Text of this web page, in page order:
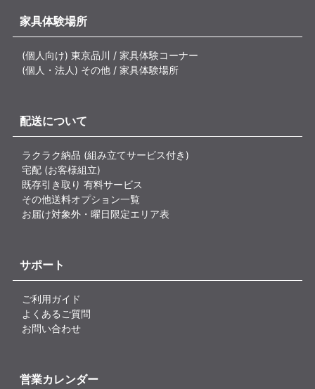
家具体験場所
(個人向け) 東京品川 / 家具体験コーナー
(個人・法人) その他 / 家具体験場所
配送について
ラクラク納品 (組み立てサービス付き)
宅配 (お客様組立)
既存引き取り 有料サービス
その他送料オプション一覧
お届け対象外・曜日限定エリア表
サポート
ご利用ガイド
よくあるご質問
お問い合わせ
営業カレンダー